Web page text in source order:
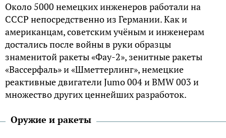
Около 5000 немецких инженеров работали на
СССР непосредственно из Германии. Как и
американцам, советским учёным и инженерам
достались после войны в руки образцы
знаменитой ракеты «Фау-2», зенитные ракеты
«Вассерфаль» и «Шметтерлинг», немецкие
реактивные двигатели Jumo 004 и BMW 003 и
множество других ценнейших разработок.
Оружие и ракеты